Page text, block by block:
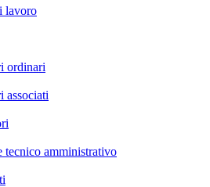
lavoro
ordinari
associati
tecnico amministrativo